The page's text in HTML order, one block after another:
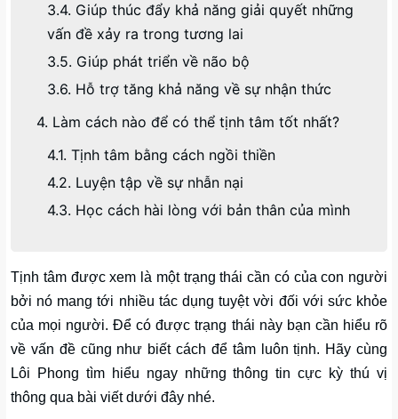
3.4. Giúp thúc đẩy khả năng giải quyết những
vấn đề xảy ra trong tương lai
3.5. Giúp phát triển về não bộ
3.6. Hỗ trợ tăng khả năng về sự nhận thức
4. Làm cách nào để có thể tịnh tâm tốt nhất?
4.1. Tịnh tâm bằng cách ngồi thiền
4.2. Luyện tập về sự nhẫn nại
4.3. Học cách hài lòng với bản thân của mình
Tịnh tâm được xem là một trạng thái cần có của con người
bởi nó mang tới nhiều tác dụng tuyệt vời đối với sức khỏe
của mọi người. Để có được trạng thái này bạn cần hiểu rõ
về vấn đề cũng như biết cách để tâm luôn tịnh. Hãy cùng
Lôi Phong tìm hiểu ngay những thông tin cực kỳ thú vị
thông qua bài viết dưới đây nhé.